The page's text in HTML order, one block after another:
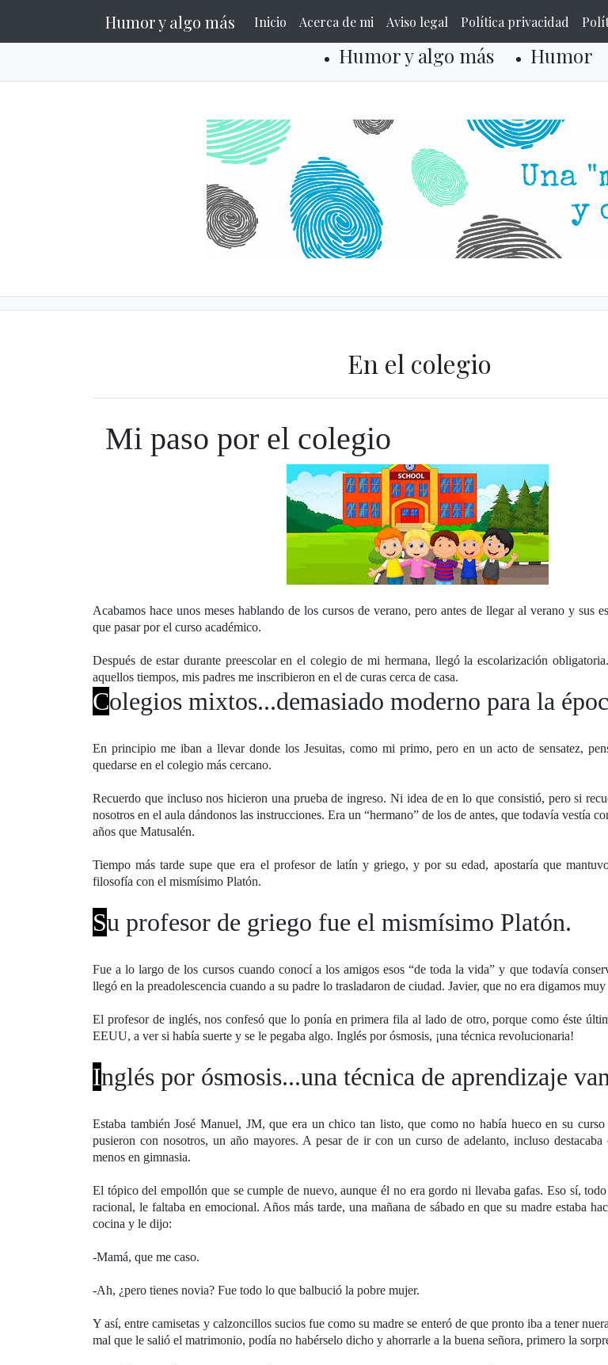
Humor y algo más Inicio Acerca de mi Aviso legal Política privacidad
Humor y algo más Humor
En el colegio
Mi paso por el colegio
Acabamos hace unos meses hablando de los cursos de verano, pero antes de llegar al verano y sus
que pasar por el curso académico.
Después de estar durante preescolar en el colegio de mi hermana, llegó la escolarización
aquellos tiempos, mis padres me inscribieron en el de curas cerca de casa.
Colegios mixtos...demasiado moderno para la
En principio me iban a llevar donde los Jesuitas, como mi primo, pero en un acto de sensatez,
quedarse en el colegio más cercano.
Recuerdo que incluso nos hicieron una prueba de ingreso. Ni idea de en lo que consistió, pero si
nosotros en el aula dándonos las instrucciones. Era un “hermano” de los de antes, que todavía vestía
años que Matusalén.
Tiempo más tarde supe que era el profesor de latín y griego, y por su edad, apostaría que mantuvo
filosofía con el mismísimo Platón.
Su profesor de griego fue el mismísimo Platón.
Fue a lo largo de los cursos cuando conocí a los amigos esos “de toda la vida” y que todavía
llegó en la preadolescencia cuando a su padre lo trasladaron de ciudad. Javier, que no era digamos muy
El profesor de inglés, nos confesó que lo ponía en primera fila al lado de otro, porque como éste
EEUU, a ver si había suerte y se le pegaba algo. Inglés por ósmosis, ¡una técnica revolucionaria!
Inglés por ósmosis...una técnica de aprendizaje
Estaba también José Manuel, JM, que era un chico tan listo, que como no había hueco en su
pusieron con nosotros, un año mayores. A pesar de ir con un curso de adelanto, incluso
menos en gimnasia.
El tópico del empollón que se cumple de nuevo, aunque él no era gordo ni llevaba gafas. Eso sí,
racional, le faltaba en emocional. Años más tarde, una mañana de sábado en que su madre estaba
cocina y le dijo:
-Mamá, que me caso.
-Ah, ¿pero tienes novia? Fue todo lo que balbució la pobre mujer.
Y así, entre camisetas y calzoncillos sucios fue como su madre se enteró de que pronto iba a tener
mal que le salió el matrimonio, podía no habérselo dicho y ahorrarle a la buena señora, primero la